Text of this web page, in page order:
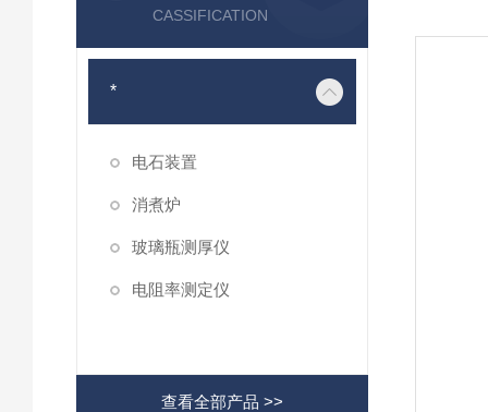
CASSIFICATION
*
电石装置
消煮炉
玻璃瓶测厚仪
电阻率测定仪
查看全部产品 >>